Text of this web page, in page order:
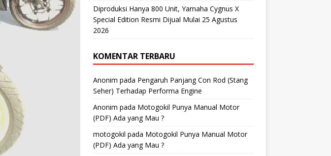
Diproduksi Hanya 800 Unit, Yamaha Cygnus X
Special Edition Resmi Dijual Mulai 25 Agustus
2026
KOMENTAR TERBARU
Anonim pada Pengaruh Panjang Con Rod (Stang
Seher) Terhadap Performa Engine
Anonim pada Motogokil Punya Manual Motor
(PDF) Ada yang Mau ?
motogokil pada Motogokil Punya Manual Motor
(PDF) Ada yang Mau ?